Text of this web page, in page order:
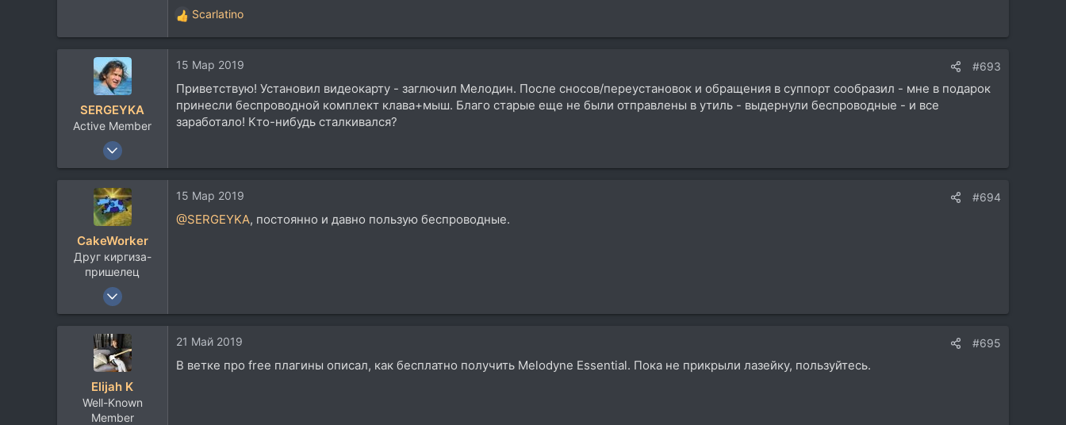
113
Vladivostok
Р
е
к
и
и
:
Scarlatino
SERGEYKA
Active Member
12 Окт 2010
485
Иркутск
15 Мар 2019 #693
Приветствую! Установил видеокарту - заглючил Мелодин. После сносов/переустановок и обращения в суппорт сообразил - мне в подарок
принесли беспроводной комплект клава+мыш. Благо старые еще не были отправлены в утиль - выдернули беспроводные - и все
заработало! Кто-нибудь сталкивался?
CakeWorker
Друг киргиза-
пришелец
10 Ноя 2002
11.234
5.947
Севера
15 Мар 2019 #694
@SERGEYKA, постоянно и давно пользую беспроводные.
Elijah K
Well-Known
Member
21 Май 2019 #695
В ветке про free плагины описал, как бесплатно получить Melodyne Essential. Пока не прикрыли лазейку, пользуйтесь.